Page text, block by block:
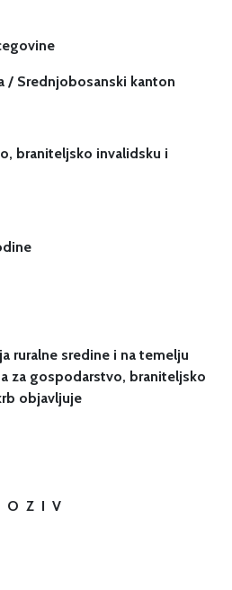
/ Srednjobosanski kanton
braniteljsko invalidsku i
sredine i na temelju
za gospodarstvo, braniteljsko
objavljuje
O Z I V